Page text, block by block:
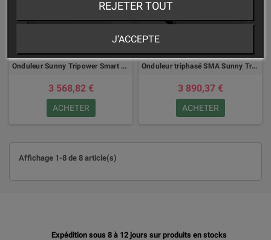
Onduleur Sunny Tripower Smart Energy 5.0/6.0/8.0/10.0
3 568,82 €
ACHETER
Onduleur triphasé SMA Sunny Tripower X 15 / 20 / 25
3 890,37 €
ACHETER
Affichage 1-8 de 8 article(s)
Expédition sous 8 à 12 jours sur produits en stocks
REJETER TOUT
J'ACCEPTE